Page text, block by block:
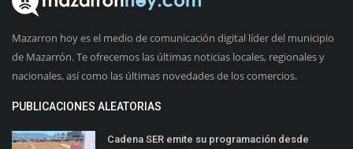
Mazarron hoy es el medio de comunicación digital líder del municipio
de Mazarrón. Te ofrecemos las últimas noticias locales, regionales y
nacionales, así como las últimas novedades de los comercios.
PUBLICACIONES ALEATORIAS
Cadena SER emite su programación desde